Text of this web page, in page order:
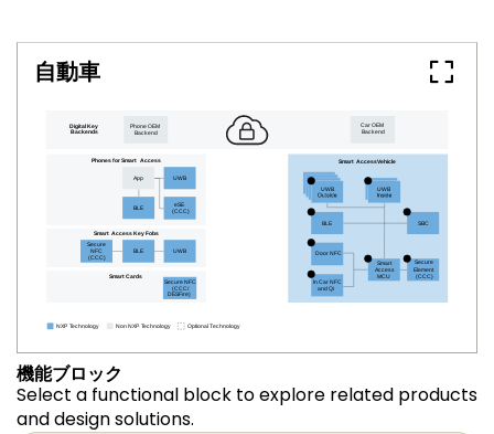
自動車
機能ブロック
Select a functional block to explore related products
and design solutions.